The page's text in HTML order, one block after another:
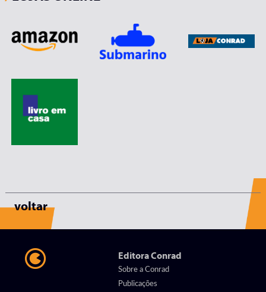
voltar
Editora Conrad
Sobre a Conrad
Publicações